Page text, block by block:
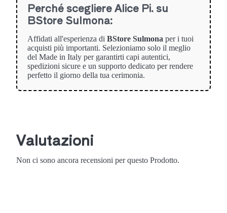
Perché scegliere Alice Pi. su
BStore Sulmona:
Affidati all'esperienza di BStore Sulmona per i tuoi
acquisti più importanti. Selezioniamo solo il meglio
del Made in Italy per garantirti capi autentici,
spedizioni sicure e un supporto dedicato per rendere
perfetto il giorno della tua cerimonia.
Valutazioni
Non ci sono ancora recensioni per questo Prodotto.